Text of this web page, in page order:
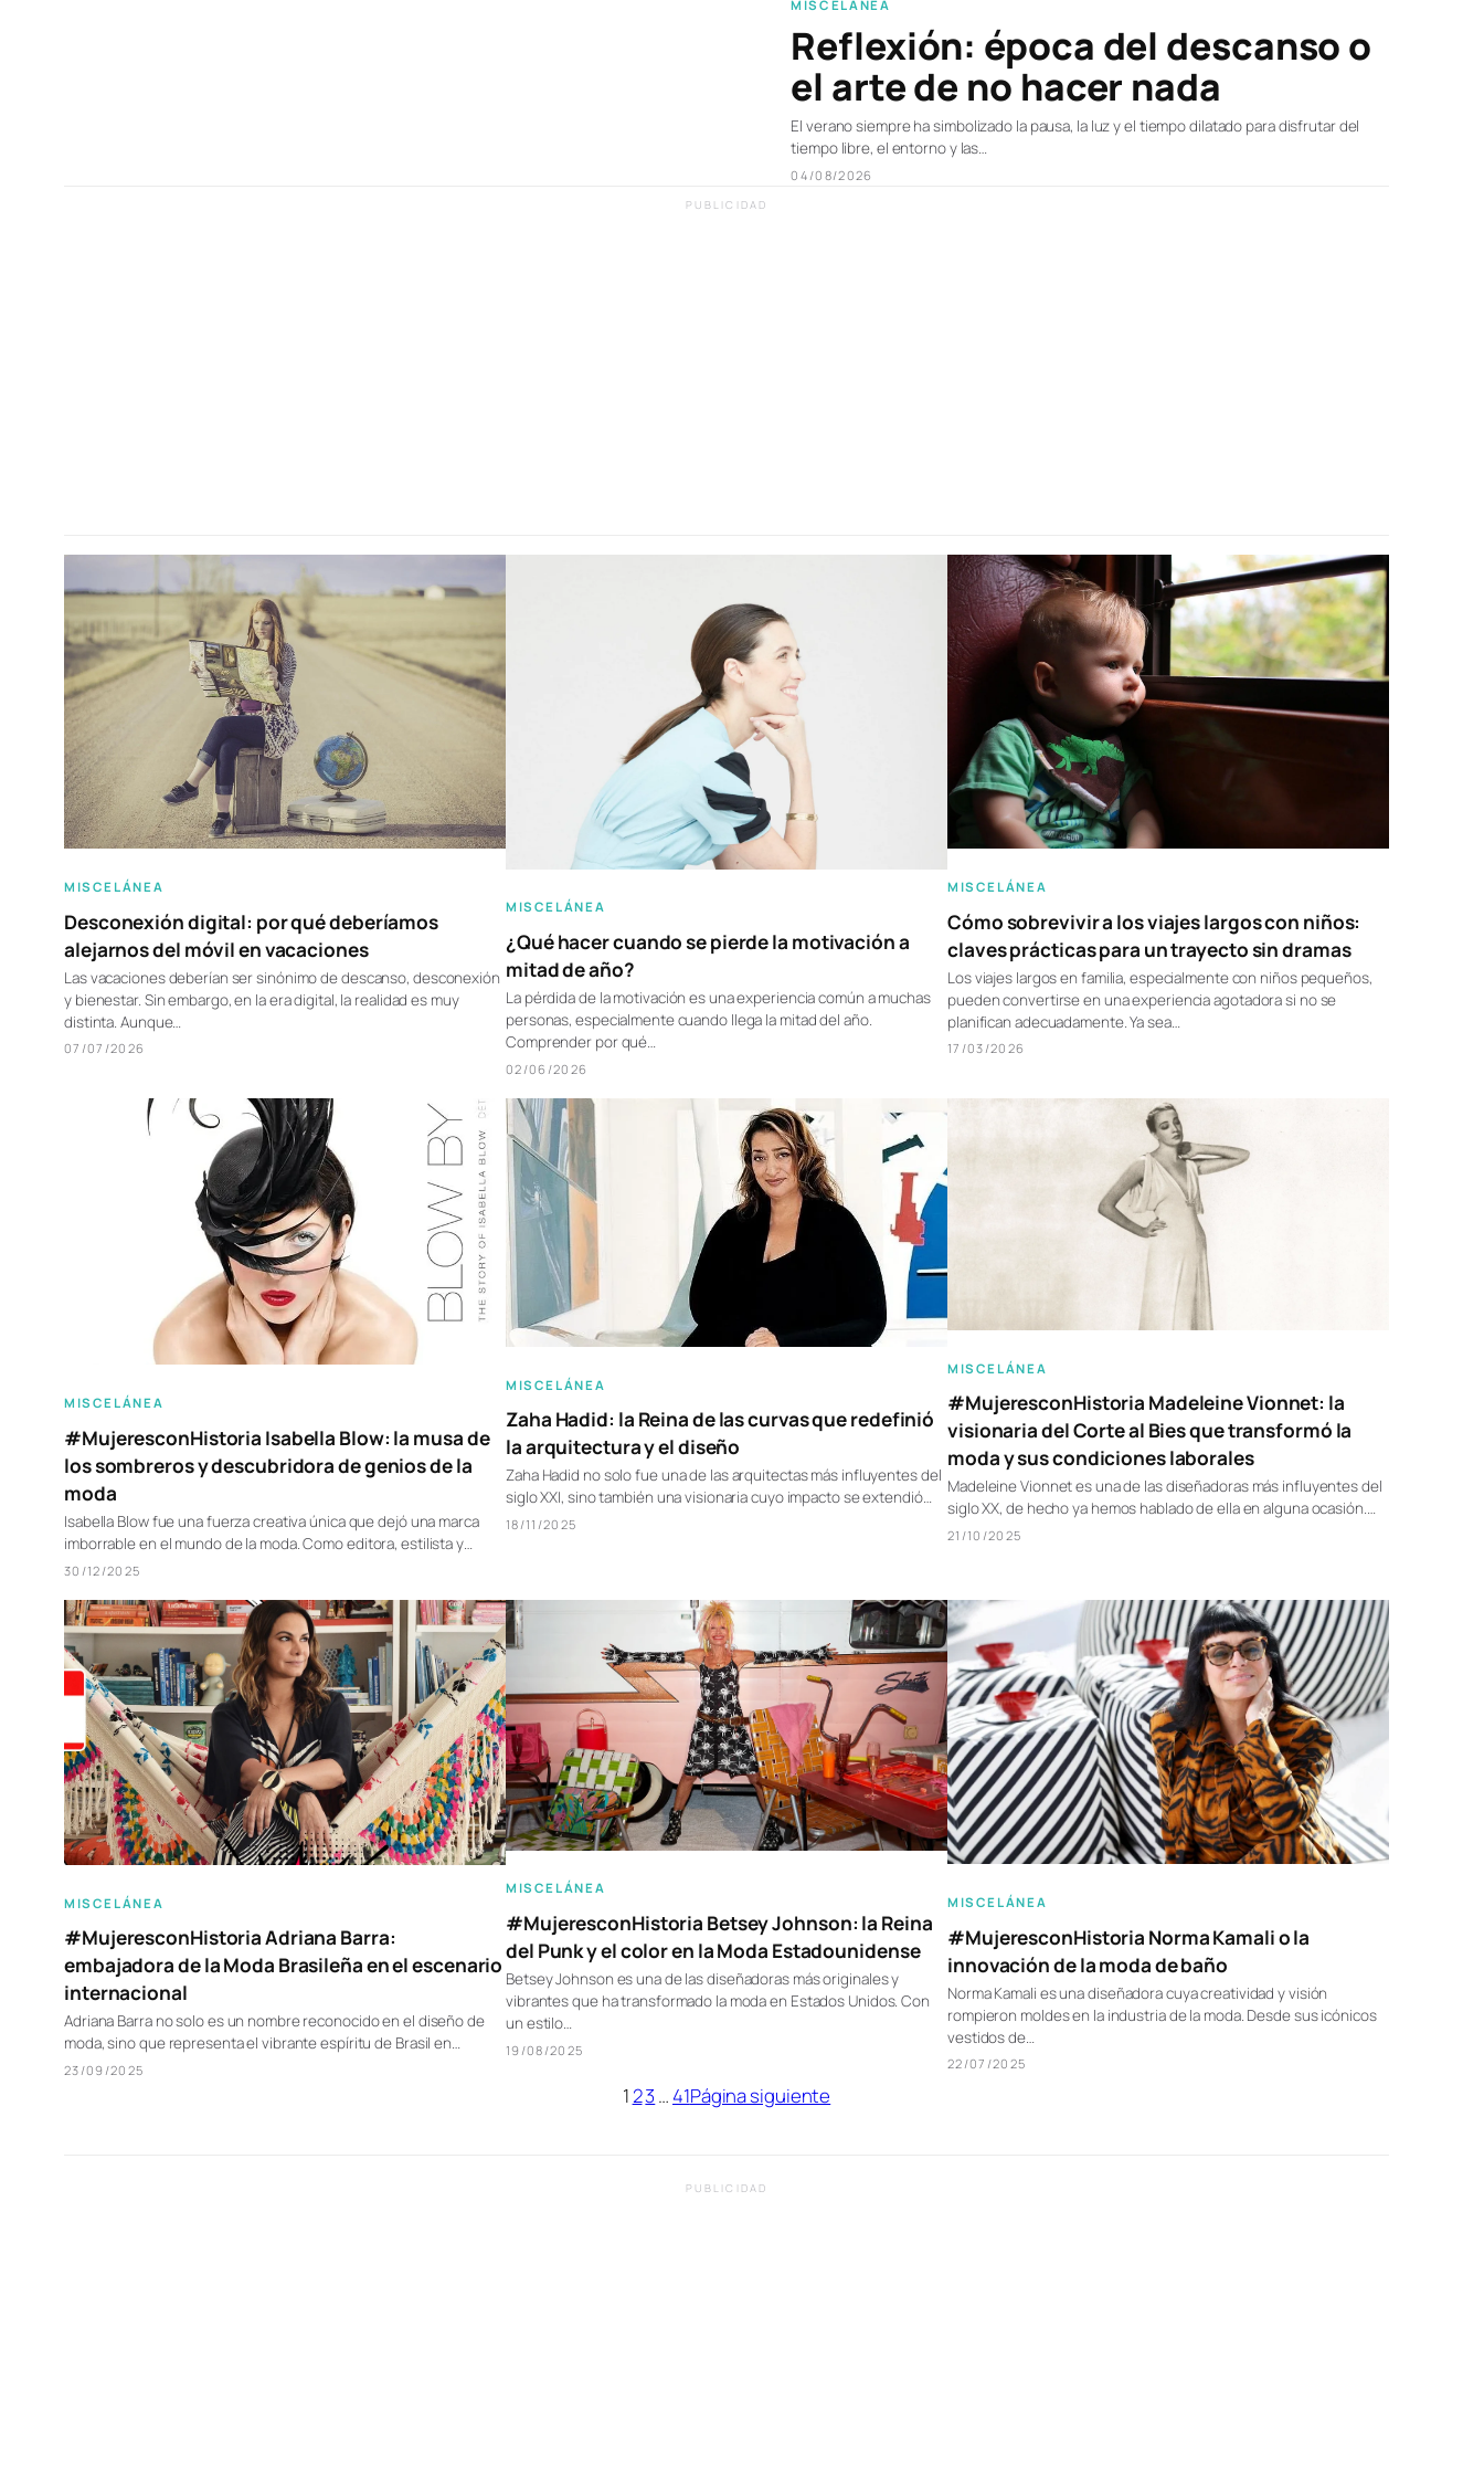
MISCELÁNEA
Reflexión: época del descanso o
el arte de no hacer nada
El verano siempre ha simbolizado la pausa, la luz y el tiempo dilatado para disfrutar del
tiempo libre, el entorno y las…
04/08/2026
PUBLICIDAD
MISCELÁNEA
Desconexión digital: por qué deberíamos
alejarnos del móvil en vacaciones
Las vacaciones deberían ser sinónimo de descanso, desconexión
y bienestar. Sin embargo, en la era digital, la realidad es muy
distinta. Aunque…
07/07/2026
MISCELÁNEA
¿Qué hacer cuando se pierde la motivación a
mitad de año?
La pérdida de la motivación es una experiencia común a muchas
personas, especialmente cuando llega la mitad del año.
Comprender por qué…
02/06/2026
MISCELÁNEA
Cómo sobrevivir a los viajes largos con niños:
claves prácticas para un trayecto sin dramas
Los viajes largos en familia, especialmente con niños pequeños,
pueden convertirse en una experiencia agotadora si no se
planifican adecuadamente. Ya sea…
17/03/2026
MISCELÁNEA
#MujeresconHistoria Isabella Blow: la musa de
los sombreros y descubridora de genios de la
moda
Isabella Blow fue una fuerza creativa única que dejó una marca
imborrable en el mundo de la moda. Como editora, estilista y…
30/12/2025
MISCELÁNEA
Zaha Hadid: la Reina de las curvas que redefinió
la arquitectura y el diseño
Zaha Hadid no solo fue una de las arquitectas más influyentes del
siglo XXI, sino también una visionaria cuyo impacto se extendió…
18/11/2025
MISCELÁNEA
#MujeresconHistoria Madeleine Vionnet: la
visionaria del Corte al Bies que transformó la
moda y sus condiciones laborales
Madeleine Vionnet es una de las diseñadoras más influyentes del
siglo XX, de hecho ya hemos hablado de ella en alguna ocasión.…
21/10/2025
MISCELÁNEA
#MujeresconHistoria Adriana Barra:
embajadora de la Moda Brasileña en el escenario
internacional
Adriana Barra no solo es un nombre reconocido en el diseño de
moda, sino que representa el vibrante espíritu de Brasil en…
23/09/2025
MISCELÁNEA
#MujeresconHistoria Betsey Johnson: la Reina
del Punk y el color en la Moda Estadounidense
Betsey Johnson es una de las diseñadoras más originales y
vibrantes que ha transformado la moda en Estados Unidos. Con
un estilo…
19/08/2025
MISCELÁNEA
#MujeresconHistoria Norma Kamali o la
innovación de la moda de baño
Norma Kamali es una diseñadora cuya creatividad y visión
rompieron moldes en la industria de la moda. Desde sus icónicos
vestidos de…
22/07/2025
123 … 41Página siguiente
PUBLICIDAD